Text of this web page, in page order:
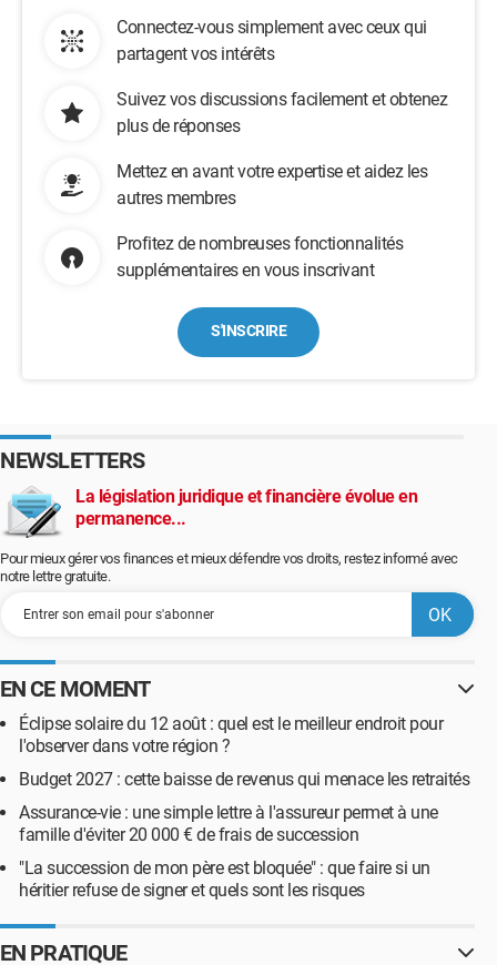
Connectez-vous simplement avec ceux qui
partagent vos intérêts
Suivez vos discussions facilement et obtenez
plus de réponses
Mettez en avant votre expertise et aidez les
autres membres
Profitez de nombreuses fonctionnalités
supplémentaires en vous inscrivant
S'INSCRIRE
NEWSLETTERS
La législation juridique et financière évolue en
permanence...
Pour mieux gérer vos finances et mieux défendre vos droits, restez informé avec
notre lettre gratuite.
EN CE MOMENT
Éclipse solaire du 12 août : quel est le meilleur endroit pour
l'observer dans votre région ?
Budget 2027 : cette baisse de revenus qui menace les retraités
Assurance-vie : une simple lettre à l'assureur permet à une
famille d'éviter 20 000 € de frais de succession
"La succession de mon père est bloquée" : que faire si un
héritier refuse de signer et quels sont les risques
EN PRATIQUE